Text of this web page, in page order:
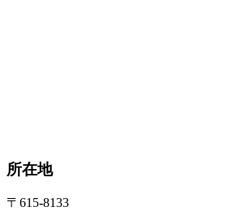
所在地
〒615-8133